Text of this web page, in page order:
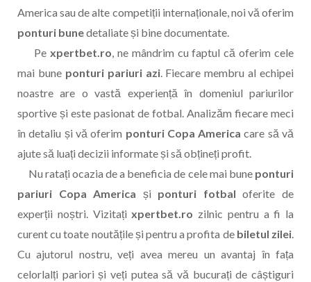
America sau de alte competiții internaționale, noi vă oferim
ponturi bunedetaliate și bine documentate.
Pexpertbet.ro, ne mândrim cu faptul că oferim cele
mai bune ponturi pariuri azi. Fiecare membru al echipei
noastre are o vastă experiență în domeniul pariurilor
sportive și este pasionat de fotbal. Analizăm fiecare meci
în detaliu și vă oferim ponturi Copa America care să vă
ajute să luați decizii informate și să obțineți profit.
Nu ratați ocazia de a beneficia de cele mai bune ponturi
pariuri Copa America și ponturi fotbal oferite de
experții noștri. Vizitațixpertbet.ro zilnic pentru a fi la
curent cu toate noutățile și pentru a profita de biletul zilei.
Cu ajutorul nostru, veți avea mereu un avantaj în fața
celorlalți pariori și veți putea să vă bucurați de câștiguri